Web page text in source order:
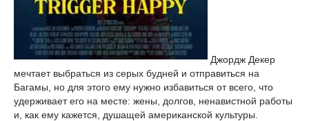
Джордж Декер
мечтает выбраться из серых будней и отправиться на
Багамы, но для этого ему нужно избавиться от всего, что
удерживает его на месте: жены, долгов, ненавистной работы
и, как ему кажется, душащей американской культуры.